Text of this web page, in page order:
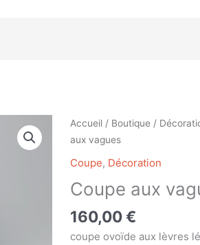
Accueil/ Boutique/
aux vagues
Coupe, Décoration
Coupe aux
160,00€
coupe ovoïde aux lèvres
quantité
de
vagues